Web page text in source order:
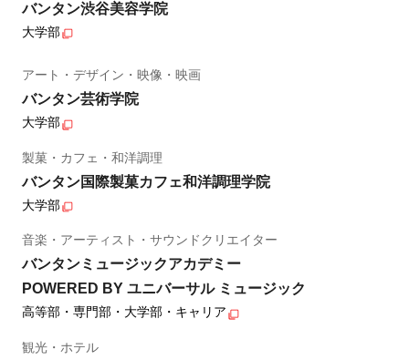
バンタン渋谷美容学院
大学部
アート・デザイン・映像・映画
バンタン芸術学院
大学部
製菓・カフェ・和洋調理
バンタン国際製菓カフェ和洋調理学院
大学部
音楽・アーティスト・サウンドクリエイター
バンタンミュージックアカデミー
POWERED BY ユニバーサル ミュージック
高等部・専門部・大学部・キャリア
観光・ホテル